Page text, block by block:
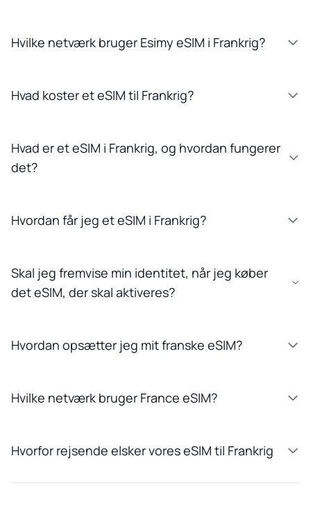
Hvilke netværk bruger Esimy eSIM i Frankrig?
Hvad koster et eSIM til Frankrig?
Hvad er et eSIM i Frankrig, og hvordan fungerer
det?
Hvordan får jeg et eSIM i Frankrig?
Skal jeg fremvise min identitet, når jeg køber
det eSIM, der skal aktiveres?
Hvordan opsætter jeg mit franske eSIM?
Hvilke netværk bruger France eSIM?
Hvorfor rejsende elsker vores eSIM til Frankrig